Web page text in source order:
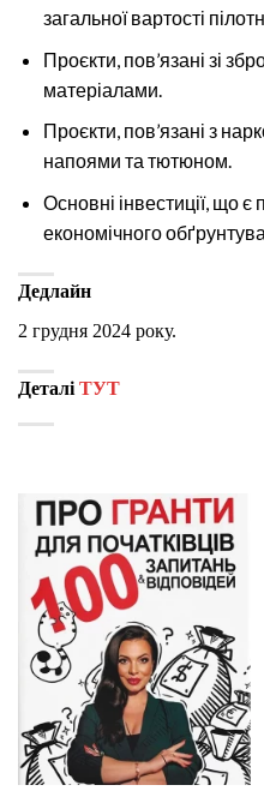
загальної вартості
Проєкти, пов’язані зі
матеріалами.
Проєкти, пов’язані з
напоями та тютюном.
Основні інвестиції, що
економічного
Дедлайн
2 грудня 2024 року.
Деталі ТУТ